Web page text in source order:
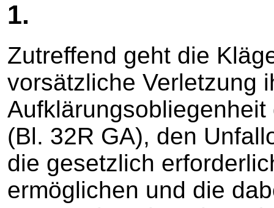
1.
Zutreffend geht die
vorsätzliche Verletzung
(Bl. 32R GA), den
die gesetzlich
ermöglichen und die